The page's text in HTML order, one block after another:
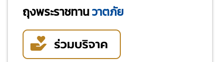
ถุงพระราชทานวาตภัย